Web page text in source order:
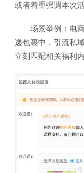
或者着重强调本次
场景举例：电
递包裹中，引流私
立刻匹配相关福利内